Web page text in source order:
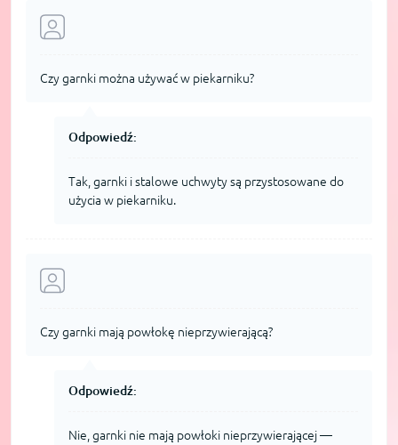
Czy garnki można używać w piekarniku?
Odpowiedź:
Tak, garnki i stalowe uchwyty są przystosowane do
użycia w piekarniku.
Czy garnki mają powłokę nieprzywierającą?
Odpowiedź:
Nie, garnki nie mają powłoki nieprzywierającej —